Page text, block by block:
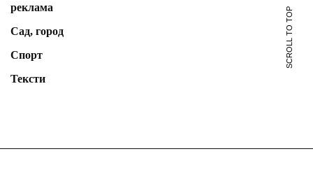
реклама
Сад, город
Спорт
Тексти
SCROLL TO TOP